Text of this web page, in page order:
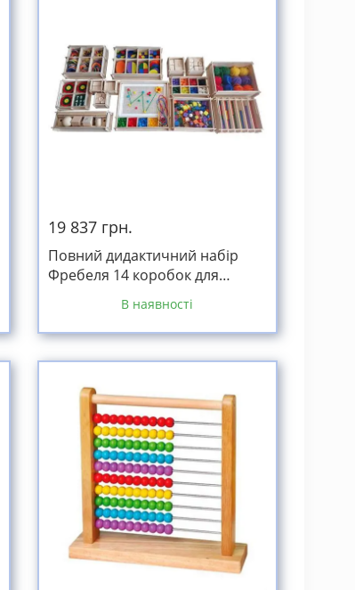
19 837 грн.
Повний дидактичний набір
Фребеля 14 коробок для
вихователів і батьків
В наявності